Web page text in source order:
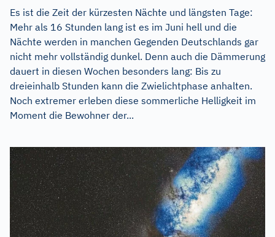
Es ist die Zeit der kürzesten Nächte und längsten Tage:
Mehr als 16 Stunden lang ist es im Juni hell und die
Nächte werden in manchen Gegenden Deutschlands gar
nicht mehr vollständig dunkel. Denn auch die Dämmerung
dauert in diesen Wochen besonders lang: Bis zu
dreieinhalb Stunden kann die Zwielichtphase anhalten.
Noch extremer erleben diese sommerliche Helligkeit im
Moment die Bewohner der...